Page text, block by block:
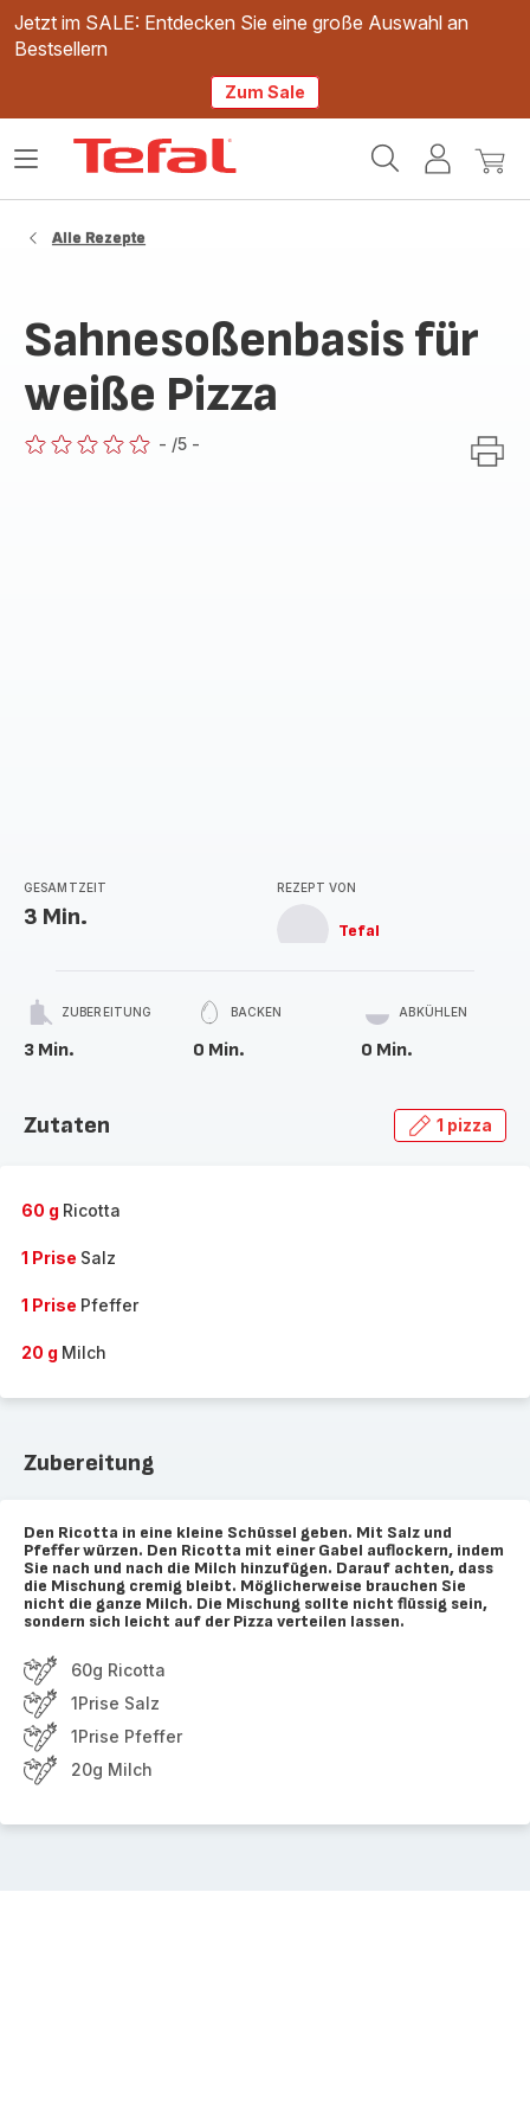
Jetzt im SALE: Entdecken Sie eine große Auswahl an
Bestsellern
Zum Sale
Mein
Mein
Das
Alle Rezepte
Sahnesoßenbasis für
weiße Pizza
- /5 -
GESAMTZEIT
3 Min.
REZEPT VON
Tefal
ZUBEREITUNG
3 Min.
BACKEN
0 Min.
ABKÜHLEN
0 Min.
Zutaten 1 pizza
60 g Ricotta
1 Prise Salz
1 Prise Pfeffer
20 g Milch
Zubereitung
Den Ricotta in eine kleine Schüssel geben. Mit Salz und
Pfeffer würzen. Den Ricotta mit einer Gabel auflockern, indem
Sie nach und nach die Milch hinzufügen. Darauf achten, dass
die Mischung cremig bleibt. Möglicherweise brauchen Sie
nicht die ganze Milch. Die Mischung sollte nicht flüssig sein,
sondern sich leicht auf der Pizza verteilen lassen.
60g Ricotta
1Prise Salz
1Prise Pfeffer
20g Milch